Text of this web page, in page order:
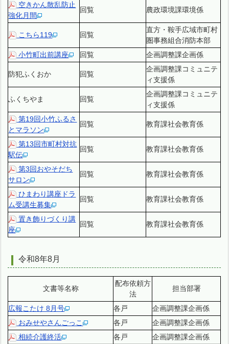
空きかん散乱防止
強化月間
回覧 農政環境課環境係
こちら119 回覧
直方・鞍手広域市町村
圏事務組合消防本部
小竹町出前講座
回覧 企画調整課企画係
防犯ふくおか 回覧
企画調整課コミュニテ
ィ支援係
ふくちやま 回覧
企画調整課コミュニテ
ィ支援係
第19回小竹ふるさ
とマラソン
回覧 教育課社会教育係
第13回市町村対抗
駅伝
回覧 教育課社会教育係
第3回おやそだち
サロン
回覧 教育課社会教育係
ひまわり講座ドラ
ム受講生募集
回覧 教育課社会教育係
置き飾りづくり講
座
回覧 教育課社会教育係
令和8年8月
文書等名称
配布依頼方
法
担当部署
広報こたけ 8月号 各戸
企画調整課企画係
おみせやさんごっこ
各戸
企画調整課企画係
相続介護終活
各戸
企画調整課企画係